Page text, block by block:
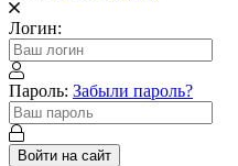
Логин:
Пароль: Забыли пароль?
Войти на сайт